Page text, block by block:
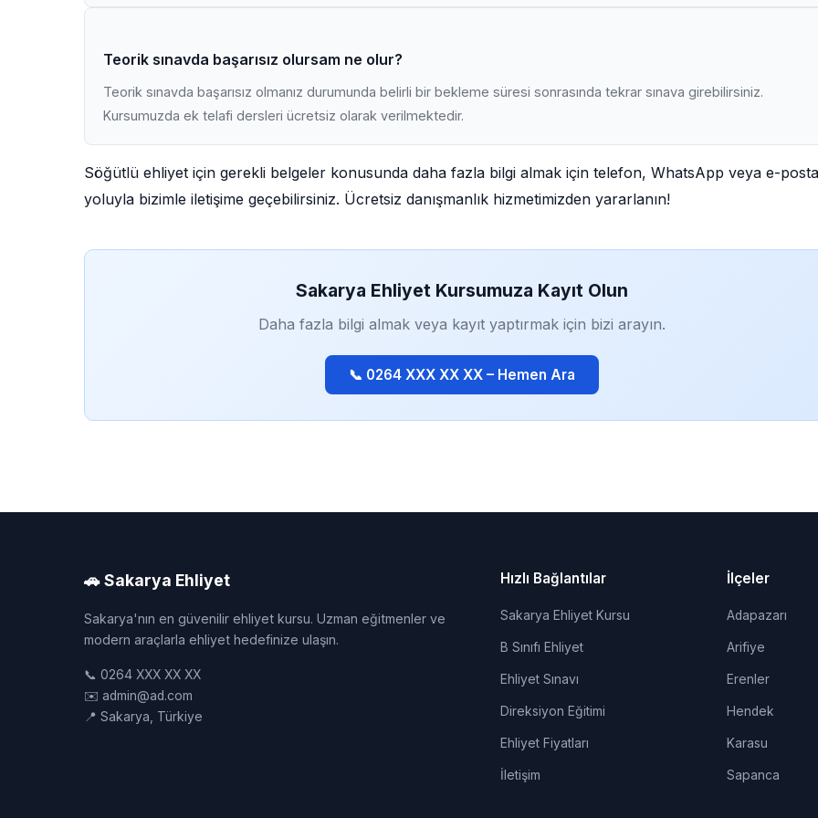
Teorik sınavda başarısız olursam ne olur?
Teorik sınavda başarısız olmanız durumunda belirli bir bekleme süresi sonrasında tekrar sınava girebilirsiniz.
Kursumuzda ek telafi dersleri ücretsiz olarak verilmektedir.
Söğütlü ehliyet için gerekli belgeler konusunda daha fazla bilgi almak için telefon, WhatsApp veya e-posta
yoluyla bizimle iletişime geçebilirsiniz. Ücretsiz danışmanlık hizmetimizden yararlanın!
Sakarya Ehliyet Kursumuza Kayıt Olun
Daha fazla bilgi almak veya kayıt yaptırmak için bizi arayın.
📞 0264 XXX XX XX – Hemen Ara
🚗 Sakarya Ehliyet
Sakarya'nın en güvenilir ehliyet kursu. Uzman eğitmenler ve
modern araçlarla ehliyet hedefinize ulaşın.
📞 0264 XXX XX XX
✉️ admin@ad.com
📍 Sakarya, Türkiye
Hızlı Bağlantılar
Sakarya Ehliyet Kursu
B Sınıfı Ehliyet
Ehliyet Sınavı
Direksiyon Eğitimi
Ehliyet Fiyatları
İletişim
İlçeler
Adapazarı
Arifiye
Erenler
Hendek
Karasu
Sapanca